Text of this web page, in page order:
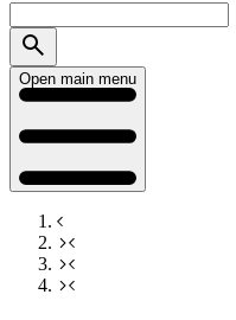
Open main menu